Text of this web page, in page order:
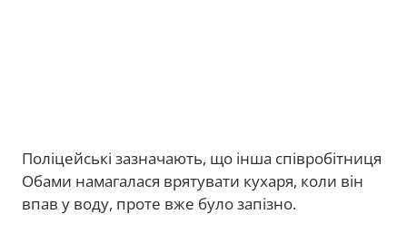
Поліцейські зазначають, що інша співробітниця
Обами намагалася врятувати кухаря, коли він
впав у воду, проте вже було запізно.